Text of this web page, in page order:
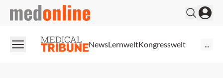
medonline
NewsLernweltKongresswelt